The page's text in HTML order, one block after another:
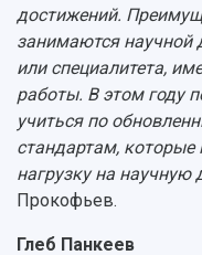
достижений.
занимаются научной
или специалитета,
работы. В этом году
учиться по
стандартам,
нагрузку на научную
Прокофьев.
Глеб Панкеев